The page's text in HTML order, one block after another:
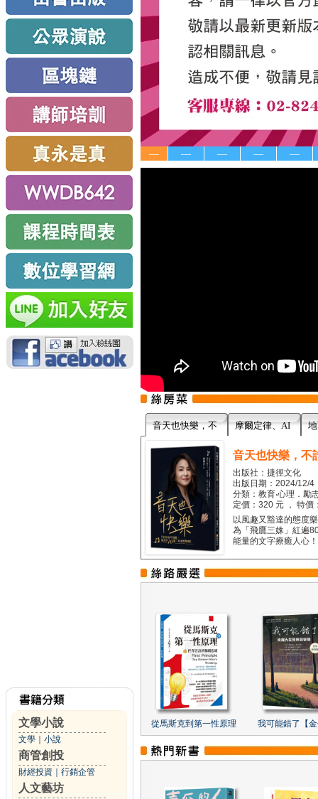
文學小說
文學 小說
商管創投
財經投資 行銷企管
人文藝坊
— — — — —
音天也快樂，不 摩爾定律、AI
音天也快樂，不
出版社：捷徑文化
出版日期：2024/12/4
分類：教育‧心理．勵
定價：320 元 ， 特價
以風趣又豁達的態度
為「飛鷹三姝」紅遍
能量的文字療癒人心
從馬斯克到第一性原理 我可能錯了【